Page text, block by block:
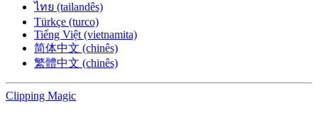
ไทย (tailandês)
Türkçe (turco)
Tiếng Việt (vietnamita)
简体中文 (chinês)
繁體中文 (chinês)
Clipping Magic